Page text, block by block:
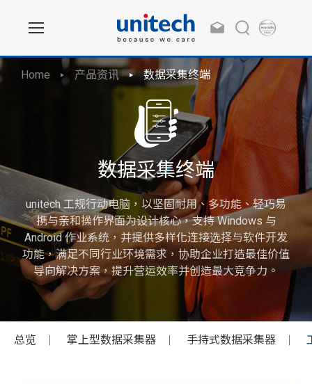
Home 产品资讯 数据采集终端
数据采集终端
unitech 工规行动电脑，以坚固耐用、多功能、轻巧易
携与亲和操作界面为设计核心，支持 Windows 与
Android 作业系统，并提供多样化连接选择与软件开发
功能，满足不同行业环境需求，协助企业打造最佳价值
导向解决方案，提升营运效率并创造最大竞争力。
总览 掌上型数据采集器 手持式数据采集器